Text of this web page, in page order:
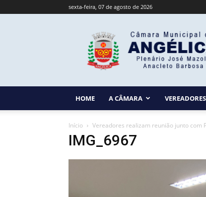
sexta-feira, 07 de agosto de 2026
Câmara
Municipal
de
Angélica
HOME A CÂMARA VEREADORES
Início Vereadores realizam reunião junto com
IMG_6967